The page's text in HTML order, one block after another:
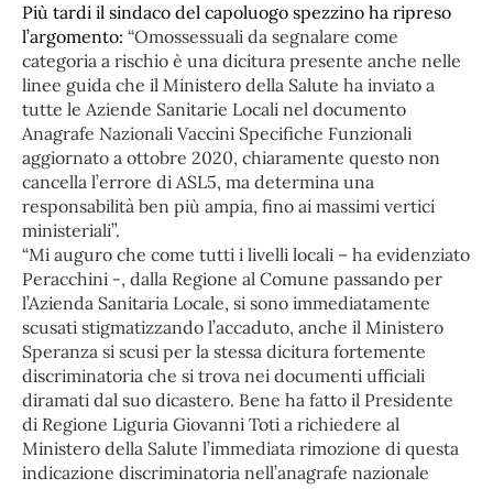
Più tardi il sindaco del capoluogo spezzino ha ripreso
l’argomento: “Omossessuali da segnalare come
categoria a rischio è una dicitura presente anche nelle
linee guida che il Ministero della Salute ha inviato a
tutte le Aziende Sanitarie Locali nel documento
Anagrafe Nazionali Vaccini Specifiche Funzionali
aggiornato a ottobre 2020, chiaramente questo non
cancella l’errore di ASL5, ma determina una
responsabilità ben più ampia, fino ai massimi vertici
ministeriali”.
“Mi auguro che come tutti i livelli locali – ha evidenziato
Peracchini -, dalla Regione al Comune passando per
l’Azienda Sanitaria Locale, si sono immediatamente
scusati stigmatizzando l’accaduto, anche il Ministero
Speranza si scusi per la stessa dicitura fortemente
discriminatoria che si trova nei documenti ufficiali
diramati dal suo dicastero. Bene ha fatto il Presidente
di Regione Liguria Giovanni Toti a richiedere al
Ministero della Salute l’immediata rimozione di questa
indicazione discriminatoria nell’anagrafe nazionale